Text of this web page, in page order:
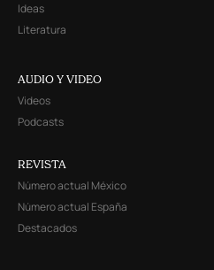
Ideas
Literatura
AUDIO Y VIDEO
Videos
Podcasts
REVISTA
Número actual México
Número actual España
Destacados